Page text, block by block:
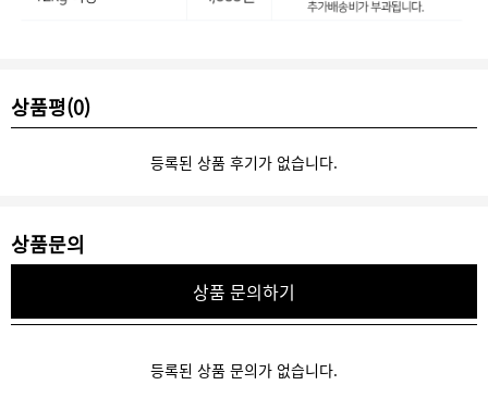
상품평(0)
등록된 상품 후기가 없습니다.
상품문의
상품 문의하기
등록된 상품 문의가 없습니다.